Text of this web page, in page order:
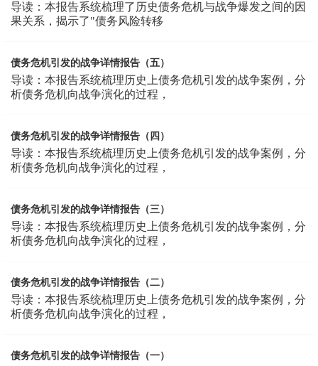
导读：本报告系统梳理了历史债务危机与战争爆发之间的因
果关系，揭示了"债务风险转移
债务危机引发的战争详情报告（五）
导读：本报告系统梳理历史上债务危机引发的战争案例，分
析债务危机向战争演化的过程，
债务危机引发的战争详情报告（四）
导读：本报告系统梳理历史上债务危机引发的战争案例，分
析债务危机向战争演化的过程，
债务危机引发的战争详情报告（三）
导读：本报告系统梳理历史上债务危机引发的战争案例，分
析债务危机向战争演化的过程，
债务危机引发的战争详情报告（二）
导读：本报告系统梳理历史上债务危机引发的战争案例，分
析债务危机向战争演化的过程，
债务危机引发的战争详情报告（一）